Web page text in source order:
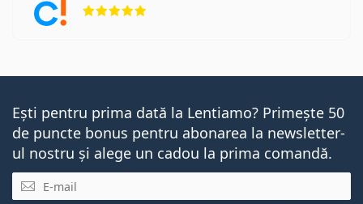
Ești pentru prima dată la Lentiamo? Primește 50
de puncte bonus pentru abonarea la newsletter-
ul nostru și alege un cadou la prima comandă.
E-mail